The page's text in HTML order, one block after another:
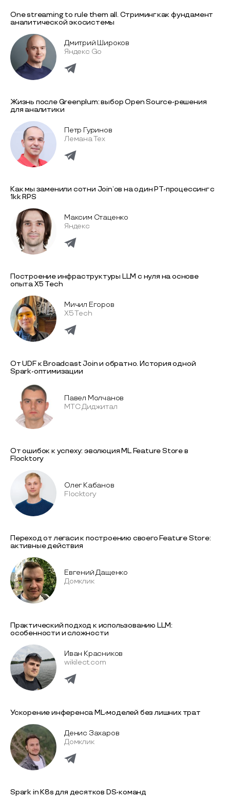
One streaming to rule them all. Стриминг как фундамент
аналитической экосистемы
Дмитрий Широков
Яндекc Go
Жизнь после Greenplum: выбор Open Source-решения
для аналитики
Петр Гуринов
Лемана Тех
Как мы заменили сотни Join’ов на один РТ-процессинг с
1kk RPS
Максим Стаценко
Яндекс
Построение инфраструктуры LLM с нуля на основе
опыта Х5 Tech
Мичил Егоров
X5 Tech
От UDF к Broadcast Join и обратно. История одной
Spark-оптимизации
Павел Молчанов
МТС Диджитал
От ошибок к успеху: эволюция ML Feature Store в
Flocktory
Олег Кабанов
Flocktory
Переход от легаси к построению своего Feature Store:
активные действия
Евгений Дащенко
Домклик
Практический подход к использованию LLM:
особенности и сложности
Иван Красников
wikilect.com
Ускорение инференса ML-моделей без лишних трат
Денис Захаров
Домклик
Spark in K8s для десятков DS-команд